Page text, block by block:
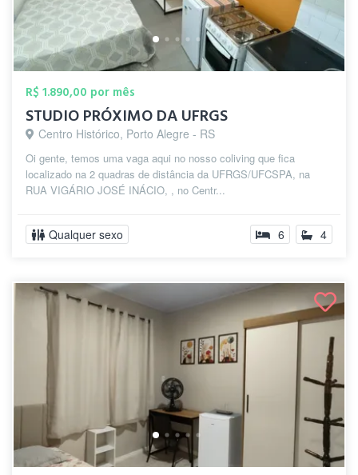
R$ 1.890,00 por mês
STUDIO PRÓXIMO DA UFRGS
Centro Histórico, Porto Alegre - RS
Oi gente, temos uma vaga aqui no nosso coliving que fica
localizado na 2 quadras de distância da UFRGS/UFCSPA, na
RUA VIGÁRIO JOSÉ INÁCIO, , no Centr...
Qualquer sexo 6 4